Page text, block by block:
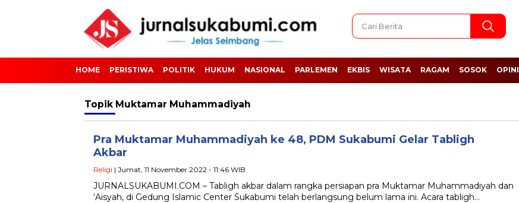
HOME PERISTIWA POLITIK HUKUM NASIONAL PARLEMEN EKBIS WISATA RAGAM SOSOK OPINI
Topik Muktamar Muhammadiyah
Pra Muktamar Muhammadiyah ke 48, PDM Sukabumi Gelar Tabligh
Akbar
Religi | Jumat, 11 November 2022 - 11:46 WIB
JURNALSUKABUMI.COM – Tabligh akbar dalam rangka persiapan pra Muktamar Muhammadiyah dan
‘Aisyah, di Gedung Islamic Center Sukabumi telah berlangsung belum lama ini. Acara tabligh…